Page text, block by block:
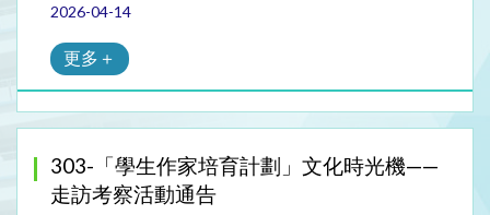
2026-04-14
更多＋
303-「學生作家培育計劃」文化時光機——
走訪考察活動通告